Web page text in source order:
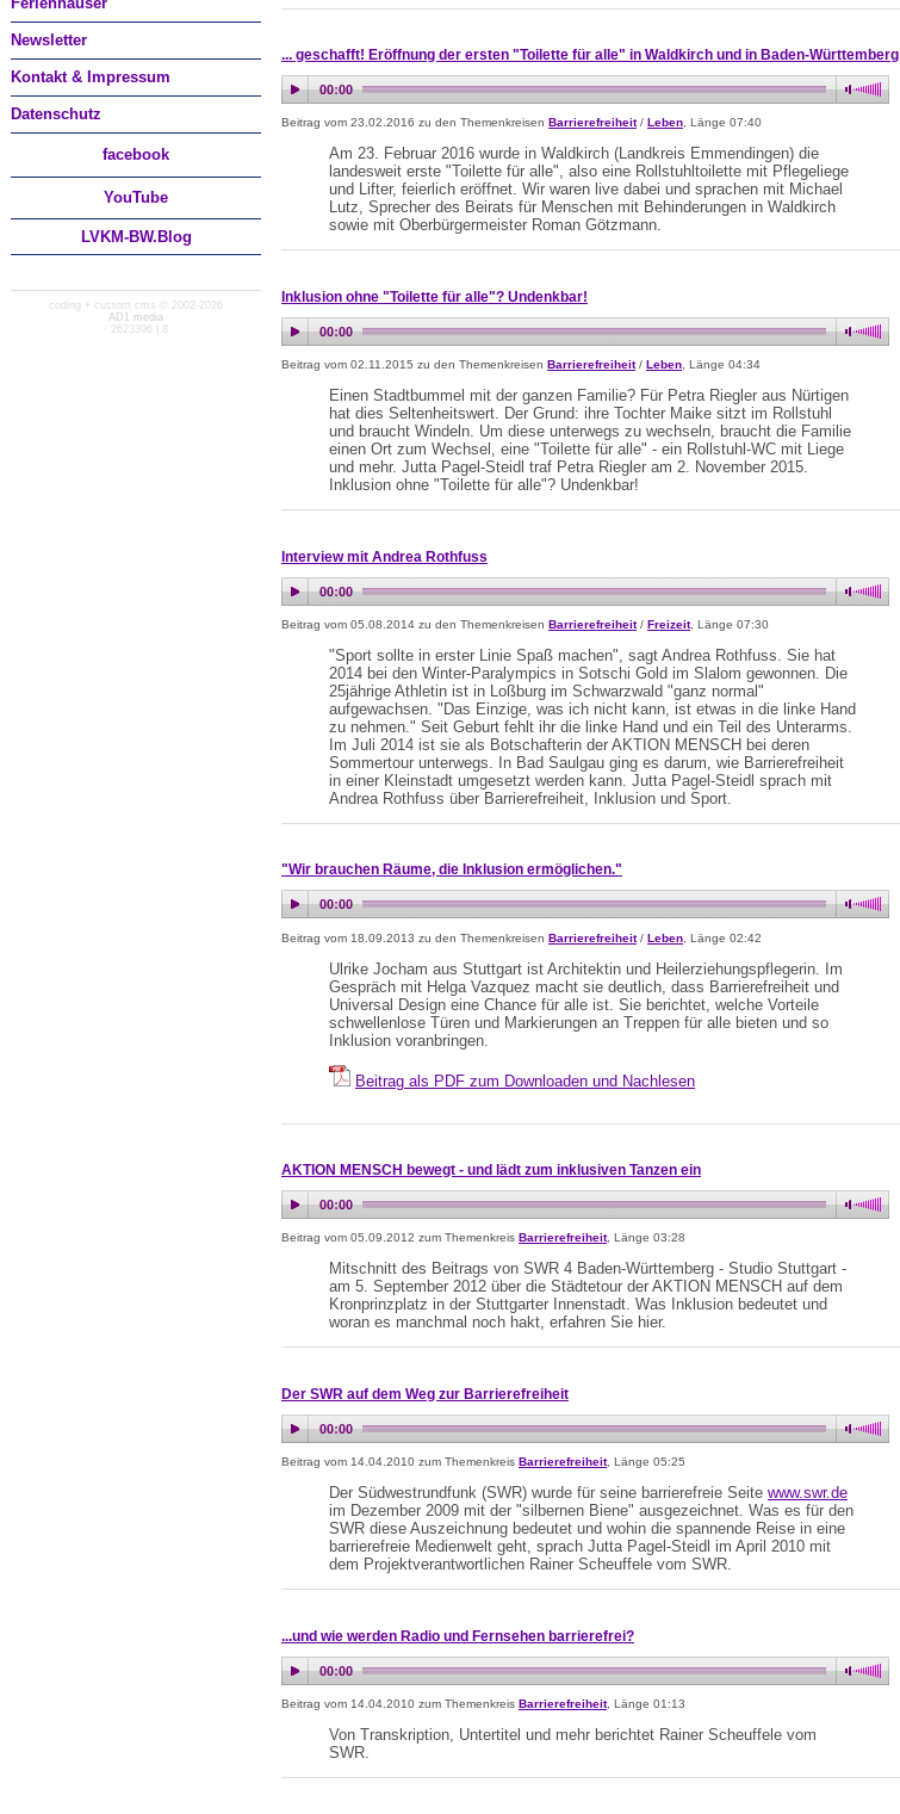
Newsletter
Kontakt & Impressum
Datenschutz
facebook
YouTube
LVKM-BW.Blog
coding + custom cms © 2002-2026
AD1 media
· 2623396 | 8
... geschafft! Eröffnung der ersten "Toilette für alle" in Waldkirch und in Baden-Württemberg
Beitrag vom 23.02.2016 zu den Themenkreisen Barrierefreiheit/ Leben, Länge 07:40
Am 23. Februar 2016 wurde in Waldkirch (Landkreis Emmendingen) die
landesweit erste "Toilette für alle", also eine Rollstuhltoilette mit Pflegeliege
und Lifter, feierlich eröffnet. Wir waren live dabei und sprachen mit Michael
Lutz, Sprecher des Beirats für Menschen mit Behinderungen in Waldkirch
sowie mit Oberbürgermeister Roman Götzmann.
Inklusion ohne "Toilette für alle"? Undenkbar!
Beitrag vom 02.11.2015 zu den Themenkreisen Barrierefreiheit/ Leben , Länge 04:34
Einen Stadtbummel mit der ganzen Familie? Für Petra Riegler aus Nürtigen
hat dies Seltenheitswert. Der Grund: ihre Tochter Maike sitzt im Rollstuhl
und braucht Windeln. Um diese unterwegs zu wechseln, braucht die Familie
einen Ort zum Wechsel, eine "Toilette für alle" - ein Rollstuhl-WC mit Liege
und mehr. Jutta Pagel-Steidl traf Petra Riegler am 2. November 2015.
Inklusion ohne "Toilette für alle"? Undenkbar!
Interview mit Andrea Rothfuss
Beitrag vom 05.08.2014 zu den Themenkreisen Barrierefreiheit/ Freizeit, Länge 07:30
"Sport sollte in erster Linie Spaß machen", sagt Andrea Rothfuss. Sie hat
2014 bei den Winter-Paralympics in Sotschi Gold im Slalom gewonnen. Die
25jährige Athletin ist in Loßburg im Schwarzwald "ganz normal"
aufgewachsen. "Das Einzige, was ich nicht kann, ist etwas in die linke Hand
zu nehmen." Seit Geburt fehlt ihr die linke Hand und ein Teil des Unterarms.
Im Juli 2014 ist sie als Botschafterin der AKTION MENSCH bei deren
Sommertour unterwegs. In Bad Saulgau ging es darum, wie Barrierefreiheit
in einer Kleinstadt umgesetzt werden kann. Jutta Pagel-Steidl sprach mit
Andrea Rothfuss über Barrierefreiheit, Inklusion und Sport.
"Wir brauchen Räume, die Inklusion ermöglichen."
Beitrag vom 18.09.2013 zu den Themenkreisen Barrierefreiheit/ Leben , Länge 02:42
Ulrike Jocham aus Stuttgart ist Architektin und Heilerziehungspflegerin. Im
Gespräch mit Helga Vazquez macht sie deutlich, dass Barrierefreiheit und
Universal Design eine Chance für alle ist. Sie berichtet, welche Vorteile
schwellenlose Türen und Markierungen an Treppen für alle bieten und so
Inklusion voranbringen.
Beitrag als PDF zum Downloaden und Nachlesen
AKTION MENSCH bewegt - und lädt zum inklusiven Tanzen ein
Beitrag vom 05.09.2012 zum Themenkreis Barrierefreiheit, Länge 03:28
Mitschnitt des Beitrags von SWR 4 Baden-Württemberg - Studio Stuttgart -
am 5. September 2012 über die Städtetour der AKTION MENSCH auf dem
Kronprinzplatz in der Stuttgarter Innenstadt. Was Inklusion bedeutet und
woran es manchmal noch hakt, erfahren Sie hier.
Der SWR auf dem Weg zur Barrierefreiheit
Beitrag vom 14.04.2010 zum Themenkreis Barrierefreiheit, Länge 05:25
Der Südwestrundfunk (SWR) wurde für seine barrierefreie Seite www.swr.de
im Dezember 2009 mit der "silbernen Biene" ausgezeichnet. Was es für den
SWR diese Auszeichnung bedeutet und wohin die spannende Reise in eine
barrierefreie Medienwelt geht, sprach Jutta Pagel-Steidl im April 2010 mit
dem Projektverantwortlichen Rainer Scheuffele vom SWR.
...und wie werden Radio und Fernsehen barrierefrei?
Beitrag vom 14.04.2010 zum Themenkreis Barrierefreiheit, Länge 01:13
Von Transkription, Untertitel und mehr berichtet Rainer Scheuffele vom
SWR.